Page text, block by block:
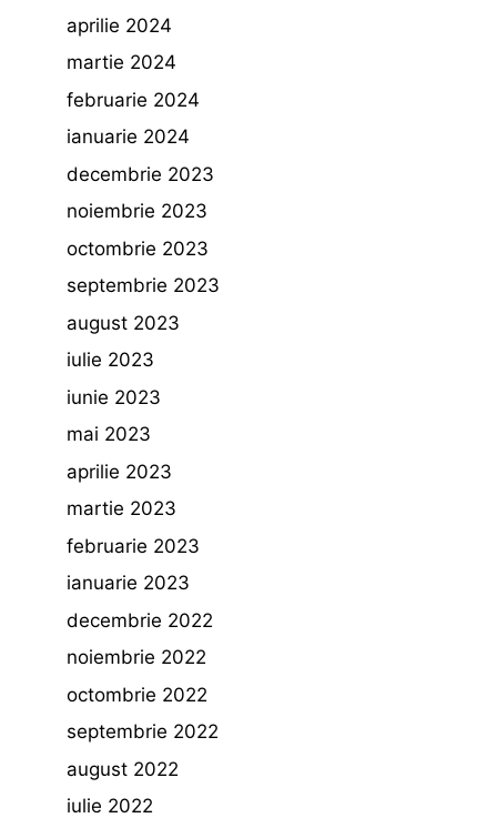
aprilie 2024
martie 2024
februarie 2024
ianuarie 2024
decembrie 2023
noiembrie 2023
octombrie 2023
septembrie 2023
august 2023
iulie 2023
iunie 2023
mai 2023
aprilie 2023
martie 2023
februarie 2023
ianuarie 2023
decembrie 2022
noiembrie 2022
octombrie 2022
septembrie 2022
august 2022
iulie 2022